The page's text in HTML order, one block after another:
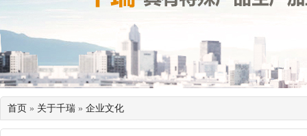
首页 » 关于千瑞 » 企业文化